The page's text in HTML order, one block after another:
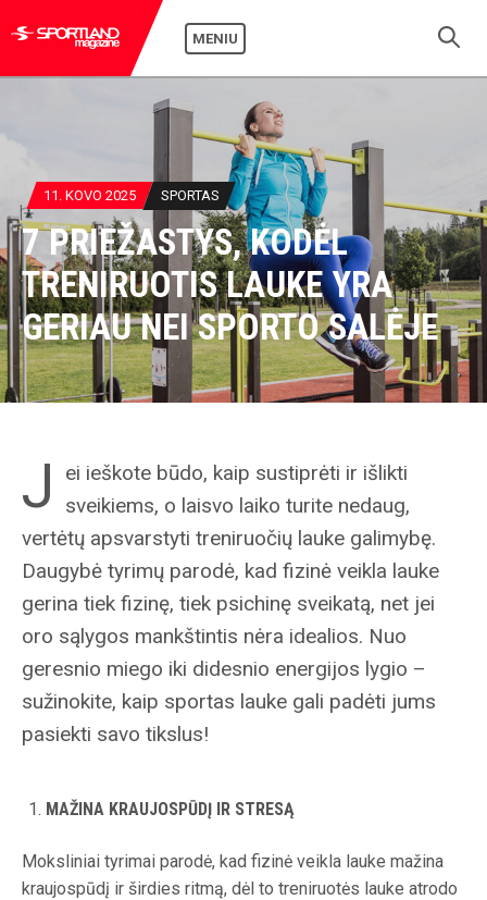
MENIU
11. KOVO 2025 SPORTAS
7 PRIEŽASTYS, KODĖL
TRENIRUOTIS LAUKE YRA
GERIAU NEI SPORTO SALĖJE
J
ei ieškote būdo, kaip sustiprėti ir išlikti
sveikiems, o laisvo laiko turite nedaug,
vertėtų apsvarstyti treniruočių lauke galimybę.
Daugybė tyrimų parodė, kad fizinė veikla lauke
gerina tiek fizinę, tiek psichinę sveikatą, net jei
oro sąlygos mankštintis nėra idealios. Nuo
geresnio miego iki didesnio energijos lygio –
sužinokite, kaip sportas lauke gali padėti jums
pasiekti savo tikslus!
MAŽINA KRAUJOSPŪDĮ IR STRESĄ
Moksliniai tyrimai parodė, kad fizinė veikla lauke mažina
kraujospūdį ir širdies ritmą, dėl to treniruotės lauke atrodo